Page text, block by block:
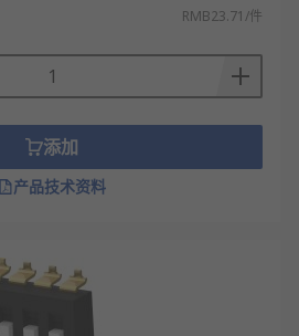
开关是“双列直插式封装
Package Switch）的特
确的开关类型；拨码开关
所有通过“拨动手动拨片”实
的开关，DIP开关本质是拨码
类。
同：DIP开关固定为双列直插
码开关封装更灵活，除DIP封
、面板安装式（带外壳，可
，部分甚至可独立手持操
RMB23.71/件
添加
产品技术资料